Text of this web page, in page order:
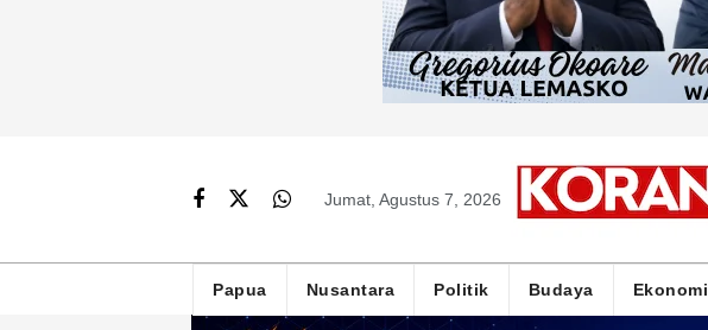
Jumat, Agustus 7, 2026
Papua Nusantara Politik Budaya Ekonomi